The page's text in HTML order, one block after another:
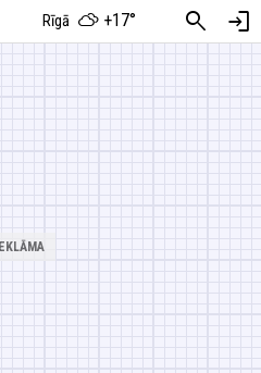
Rīgā +17° search login